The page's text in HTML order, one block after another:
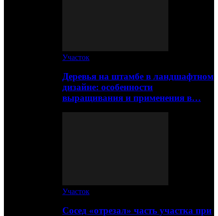
Участок
Деревья на штамбе в ландшафтном
дизайне: особенности
выращивания и применения в…
Участок
Сосед «отрезал» часть участка при